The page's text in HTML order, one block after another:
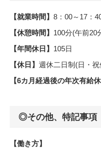
【就業時間】 8：00～17：
【休憩時間】 100分(午前20
【年間休日】 105日
【休日】 週休二日制(日・
【6カ月経過後の年次有給休
◎その他、特記事項
【働き方】